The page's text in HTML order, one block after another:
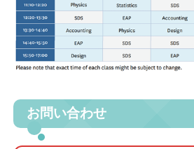
お問い合わせ